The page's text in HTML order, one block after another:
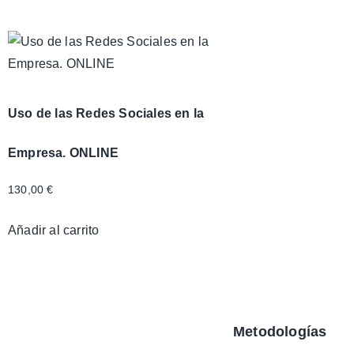
Uso de las Redes Sociales en la
Empresa. ONLINE
130,00€
Añadir al carrito
Metodologías